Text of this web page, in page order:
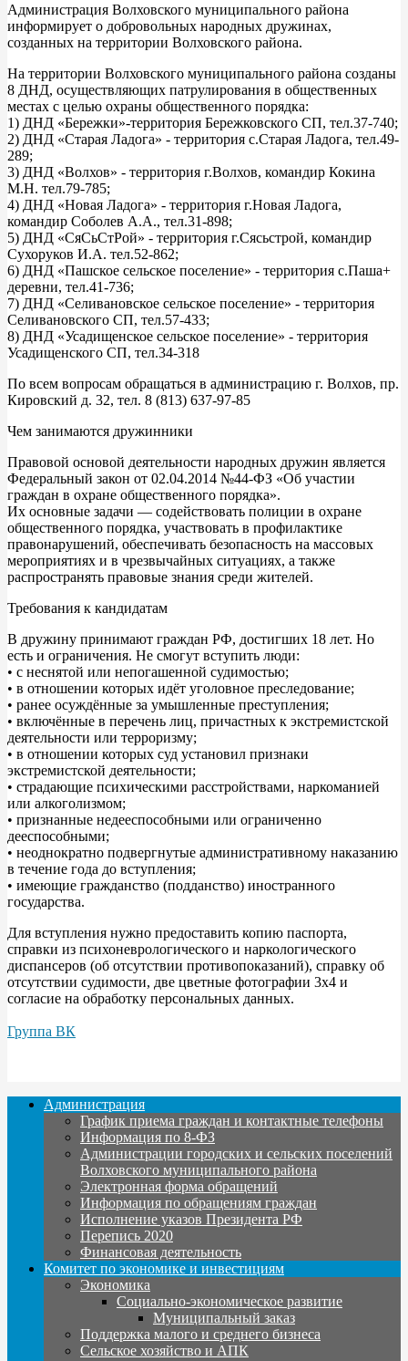
Администрация Волховского муниципального района
информирует о добровольных народных дружинах,
созданных на территории Волховского района.
На территории Волховского муниципального района созданы
8 ДНД, осуществляющих патрулирования в общественных
местах с целью охраны общественного порядка:
1) ДНД «Бережки»-территория Бережковского СП, тел.37-740;
2) ДНД «Старая Ладога» - территория с.Старая Ладога, тел.49-
289;
3) ДНД «Волхов» - территория г.Волхов, командир Кокина
М.Н. тел.79-785;
4) ДНД «Новая Ладога» - территория г.Новая Ладога,
командир Соболев А.А., тел.31-898;
5) ДНД «СяСьСтРой» - территория г.Сясьстрой, командир
Сухоруков И.А. тел.52-862;
6) ДНД «Пашское сельское поселение» - территория с.Паша+
деревни, тел.41-736;
7) ДНД «Селивановское сельское поселение» - территория
Селивановского СП, тел.57-433;
8) ДНД «Усадищенское сельское поселение» - территория
Усадищенского СП, тел.34-318
По всем вопросам обращаться в администрацию г. Волхов, пр.
Кировский д. 32, тел. 8 (813) 637-97-85
Чем занимаются дружинники
Правовой основой деятельности народных дружин является
Федеральный закон от 02.04.2014 №44-ФЗ «Об участии
граждан в охране общественного порядка».
Их основные задачи — содействовать полиции в охране
общественного порядка, участвовать в профилактике
правонарушений, обеспечивать безопасность на массовых
мероприятиях и в чрезвычайных ситуациях, а также
распространять правовые знания среди жителей.
Требования к кандидатам
В дружину принимают граждан РФ, достигших 18 лет. Но
есть и ограничения. Не смогут вступить люди:
• с неснятой или непогашенной судимостью;
• в отношении которых идёт уголовное преследование;
• ранее осуждённые за умышленные преступления;
• включённые в перечень лиц, причастных к экстремистской
деятельности или терроризму;
• в отношении которых суд установил признаки
экстремистской деятельности;
• страдающие психическими расстройствами, наркоманией
или алкоголизмом;
• признанные недееспособными или ограниченно
дееспособными;
• неоднократно подвергнутые административному наказанию
в течение года до вступления;
• имеющие гражданство (подданство) иностранного
государства.
Для вступления нужно предоставить копию паспорта,
справки из психоневрологического и наркологического
диспансеров (об отсутствии противопоказаний), справку об
отсутствии судимости, две цветные фотографии 3x4 и
согласие на обработку персональных данных.
Группа ВК
Администрация
График приема граждан и контактные телефоны
Информация по 8-ФЗ
Администрации городских и сельских поселений
Волховского муниципального района
Электронная форма обращений
Информация по обращениям граждан
Исполнение указов Президента РФ
Перепись 2020
Финансовая деятельность
Комитет по экономике и инвестициям
Экономика
Социально-экономическое развитие
Муниципальный заказ
Поддержка малого и среднего бизнеса
Сельское хозяйство и АПК